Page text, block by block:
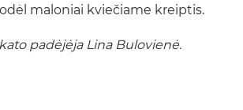
maloniai kviečiame kreiptis.
padėjėja Lina Bulovienė.